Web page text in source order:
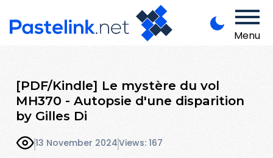
Menu
[PDF/Kindle] Le mystère du vol
MH370 - Autopsie d'une disparition
by Gilles Di
13 November 2024Views: 167